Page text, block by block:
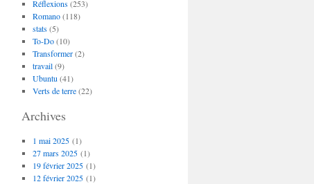
Réflexions(253)
Romano(118)
stats(5)
To-Do(10)
Transformer(2)
travail(9)
Ubuntu (41)
Verts de terre(22)
Archives
1 mai 2025(1)
27 mars 2025(1)
19 février 2025(1)
12 février 2025(1)